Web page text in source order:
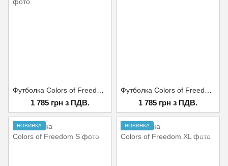
1 785 грн з ПДВ. 1 785 грн з ПДВ.
НОВИНКА НОВИНКА